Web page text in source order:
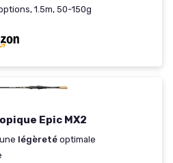
1.5m, 50-150g
Epic MX2
légèreté optimale